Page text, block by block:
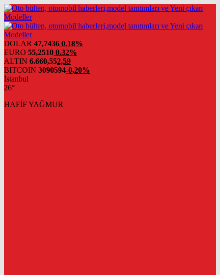
DOLAR 47,7436 0.18%
EURO 55,2510 0.32%
ALTIN 6.660,552,59
BITCOIN 3090594-0,20%
İstanbul
26°
HAFİF YAĞMUR